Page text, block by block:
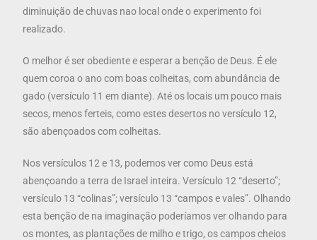
diminuição de chuvas nao local onde o experimento foi
realizado.
O melhor é ser obediente e esperar a benção de Deus. É ele
quem coroa o ano com boas colheitas, com abundância de
gado (versículo 11 em diante). Até os locais um pouco mais
secos, menos ferteis, como estes desertos no versículo 12,
são abençoados com colheitas.
Nos versículos 12 e 13, podemos ver como Deus está
abençoando a terra de Israel inteira. Versículo 12 “deserto”;
versículo 13 “colinas”; versículo 13 “campos e vales”. Olhando
esta benção de na imaginação poderíamos ver olhando para
os montes, as plantações de milho e trigo, os campos cheios